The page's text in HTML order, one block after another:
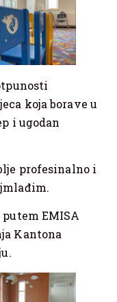
koja borave u
i ugodan
profesinalno i
EMISA
Kantona